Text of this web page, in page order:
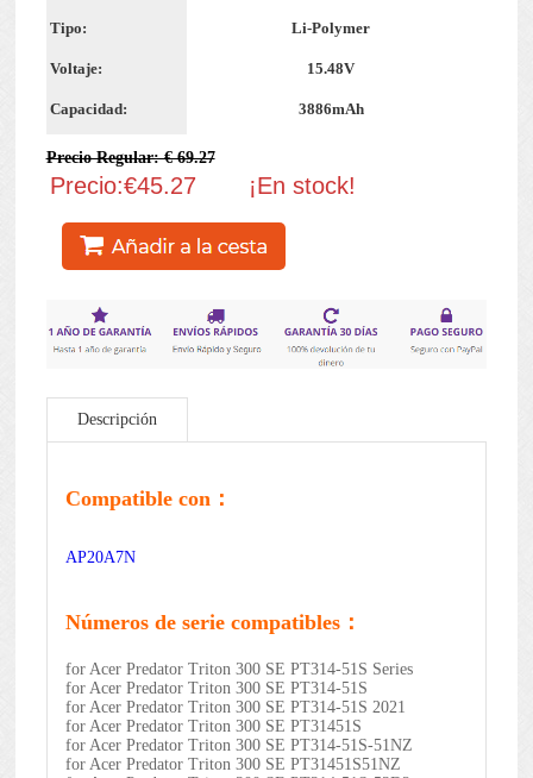
Tipo: Li-Polymer
Voltaje: 15.48V
Capacidad: 3886mAh
Precio Regular: € 69.27
Precio:€45.27 ¡En stock!
Descripción
Compatible con：
AP20A7N
Números de serie compatibles：
for Acer Predator Triton 300 SE PT314-51S Series
for Acer Predator Triton 300 SE PT314-51S
for Acer Predator Triton 300 SE PT314-51S 2021
for Acer Predator Triton 300 SE PT31451S
for Acer Predator Triton 300 SE PT314-51S-51NZ
for Acer Predator Triton 300 SE PT31451S51NZ